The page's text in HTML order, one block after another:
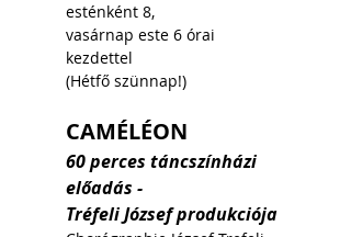
esténként 8,
vasárnap este 6 órai
kezdettel
(Hétfő szünnap!)
CAMÉLÉON
60 perces táncszínházi
előadás -
Tréfeli József produkciója